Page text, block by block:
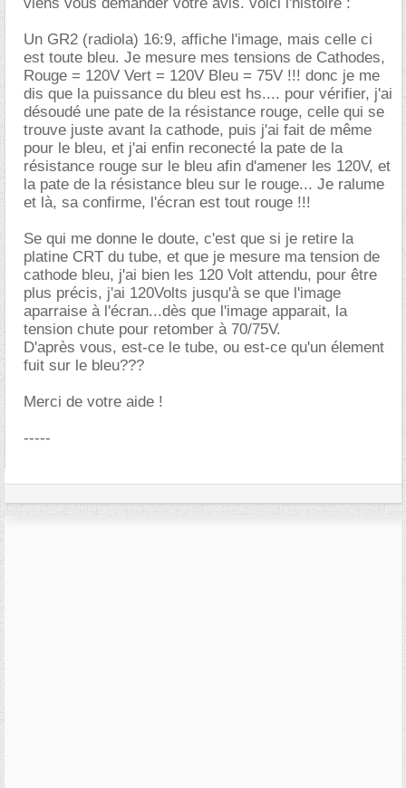
Un GR2 (radiola) 16:9, affiche l'image, mais celle ci
est toute bleu. Je mesure mes tensions de Cathodes,
Rouge = 120V Vert = 120V Bleu = 75V !!! donc je me
dis que la puissance du bleu est hs.... pour vérifier, j'ai
désoudé une pate de la résistance rouge, celle qui se
trouve juste avant la cathode, puis j'ai fait de même
pour le bleu, et j'ai enfin reconecté la pate de la
résistance rouge sur le bleu afin d'amener les 120V, et
la pate de la résistance bleu sur le rouge... Je ralume
et là, sa confirme, l'écran est tout rouge !!!
Se qui me donne le doute, c'est que si je retire la
platine CRT du tube, et que je mesure ma tension de
cathode bleu, j'ai bien les 120 Volt attendu, pour être
plus précis, j'ai 120Volts jusqu'à se que l'image
aparraise à l'écran...dès que l'image apparait, la
tension chute pour retomber à 70/75V.
D'après vous, est-ce le tube, ou est-ce qu'un élement
fuit sur le bleu???
Merci de votre aide !
-----